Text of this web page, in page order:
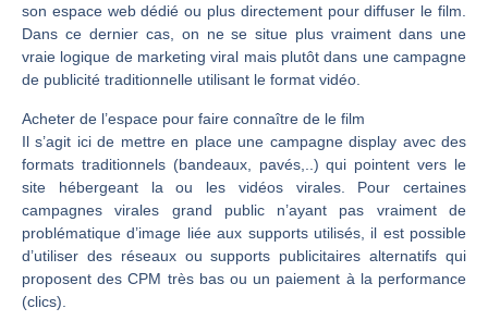
son espace web dédié ou plus directement pour diffuser le film.
Dans ce dernier cas, on ne se situe plus vraiment dans une
vraie logique de marketing viral mais plutôt dans une campagne
de publicité traditionnelle utilisant le format vidéo.
Acheter de l’espace pour faire connaître de le film
Il s’agit ici de mettre en place une campagne display avec des
formats traditionnels (bandeaux, pavés,..) qui pointent vers le
site hébergeant la ou les vidéos virales. Pour certaines
campagnes virales grand public n’ayant pas vraiment de
problématique d’image liée aux supports utilisés, il est possible
d’utiliser des réseaux ou supports publicitaires alternatifs qui
proposent des CPM très bas ou un paiement à la performance
(clics).